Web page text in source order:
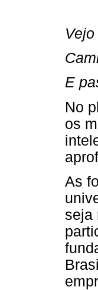
E
No
os
As
seja